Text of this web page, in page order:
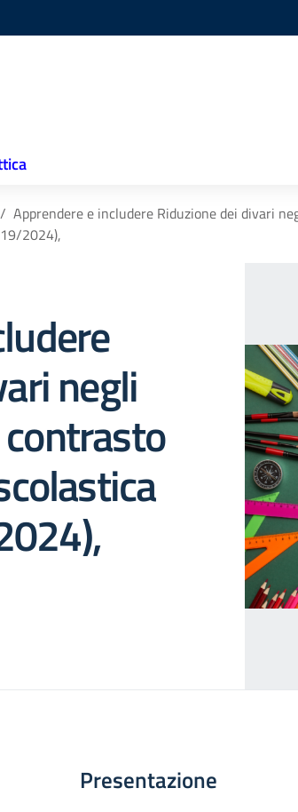
Apprendere e includere Riduzione dei divari
19/2024),
negli
Presentazione